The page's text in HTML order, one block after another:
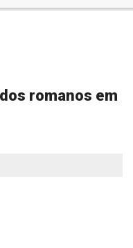
romanos em